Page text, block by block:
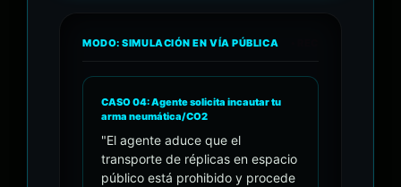
MODO: SIMULACIÓN EN VÍA PÚBLICA
CASO 04: Agente solicita incautar tu
arma neumática/CO2
"El agente aduce que el
transporte de réplicas en espacio
público está prohibido y procede